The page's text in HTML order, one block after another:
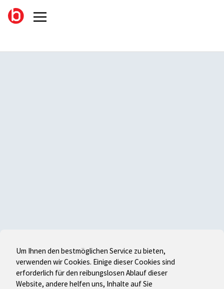
Um Ihnen den bestmöglichen Service zu bieten,
verwenden wir Cookies. Einige dieser Cookies sind
erforderlich für den reibungslosen Ablauf dieser
Website, andere helfen uns, Inhalte auf Sie